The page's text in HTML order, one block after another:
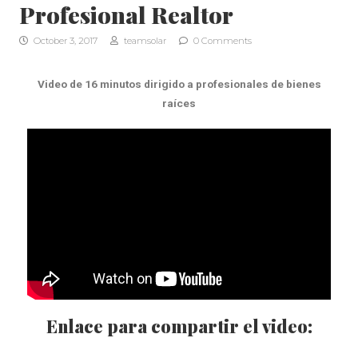
Profesional Realtor
October 3, 2017 teamsolar 0 Comments
Video de 16 minutos dirigido a profesionales de bienes
raíces
Enlace para compartir el video: